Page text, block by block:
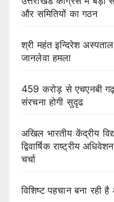
और समितियों का गठन
श्री महंत इन्दिरेश
जानलेवा हमला
459 करोड़ से एचएनबी
संरचना होगी सुदृढ
अखिल भारतीय केंद्रीय
द्विवार्षिक राष्ट्रीय
चर्चा
विशिष्ट पहचान बना रही